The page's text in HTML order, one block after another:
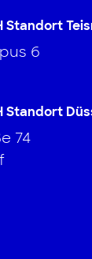
Standort
6
Standort
74